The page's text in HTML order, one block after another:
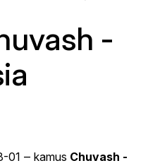
-
01 ‒ kamus Chuvash -